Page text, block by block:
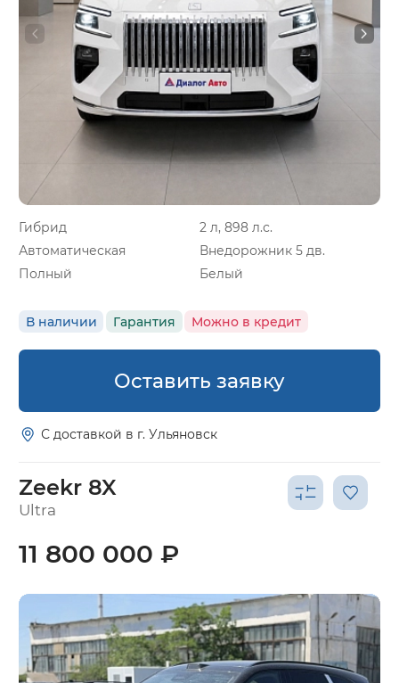
Гибрид
2 л, 898 л.с.
Автоматическая
Внедорожник 5 дв.
Полный
Белый
В наличии Гарантия Можно в кредит
Оставить заявку
С доставкой в г. Ульяновск
Zeekr 8X
Ultra
11 800 000 ₽